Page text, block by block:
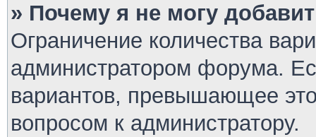
» Почему я не могу
Ограничение количества
администратором форума.
вариантов, превышающее
вопросом к администратору.